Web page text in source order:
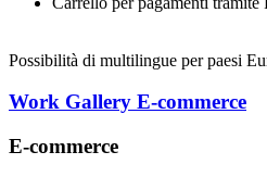
Possibilità di multilingue per paesi
Work Gallery E-commerce
E-commerce